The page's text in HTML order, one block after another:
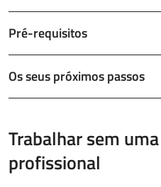
Pré-requisitos
Os seus próximos passos
Trabalhar sem
profissional